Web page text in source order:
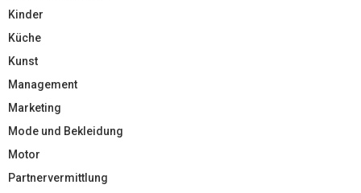
Kinder
Küche
Kunst
Management
Marketing
Mode und Bekleidung
Motor
Partnervermittlung